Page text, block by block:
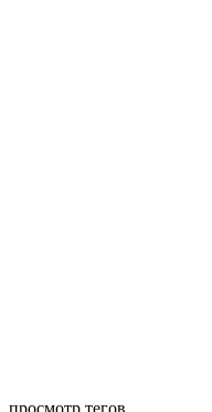
просмотр тегов